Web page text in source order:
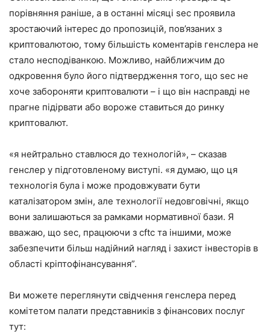
порівняння раніше, а в останні місяці sec проявила
зростаючий інтерес до пропозицій, пов’язаних з
криптовалютою, тому більшість коментарів генслера не
стало несподіванкою. Можливо, найближчим до
одкровення було його підтвердження того, що sec не
хоче забороняти криптовалюти – і що він насправді не
прагне підірвати або вороже ставиться до ринку
криптовалют.
«я нейтрально ставлюся до технологій», – сказав
генслер у підготовленому виступі. «я думаю, що ця
технологія була і може продовжувати бути
каталізатором змін, але технології недовговічні, якщо
вони залишаються за рамками нормативної бази. Я
вважаю, що sec, працюючи з cftc та іншими, може
забезпечити більш надійний нагляд і захист інвесторів в
області кріптофінансування”.
Ви можете переглянути свідчення генслера перед
комітетом палати представників з фінансових послуг
тут: